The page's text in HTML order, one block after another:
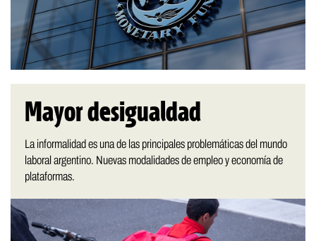
Mayor desigualdad
La informalidad es una de las principales problemáticas del mundo
laboral argentino. Nuevas modalidades de empleo y economía de
plataformas.